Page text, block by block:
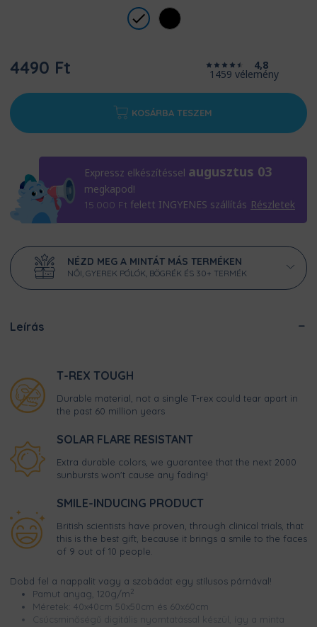
4490 Ft 4,8
1459 vélemény
KOSÁRBA TESZEM
Expressz elkészítéssel augusztus 03
megkapod!
15.000 Ft felett INGYENES szállítás Részletek
NÉZD MEG A MINTÁT MÁS TERMÉKEN
NŐI, GYEREK PÓLÓK, BÖGRÉK ÉS 30+ TERMÉK
Leírás
T-REX TOUGH
Durable material, not a single T-rex could tear apart in
the past 60 million years
SOLAR FLARE RESISTANT
Extra durable colors, we guarantee that the next 2000
sunbursts won't cause any fading!
SMILE-INDUCING PRODUCT
British scientists have proven, through clinical trials, that
this is the best gift, because it brings a smile to the faces
of 9 out of 10 people.
Dobd fel a nappalit vagy a szobádat egy stílusos párnával!
Pamut anyag, 120g/m 2
Méretek: 40x40cm 50x50cm és 60x60cm
Csúcsminőségű digitális nyomtatással készül, így a minta